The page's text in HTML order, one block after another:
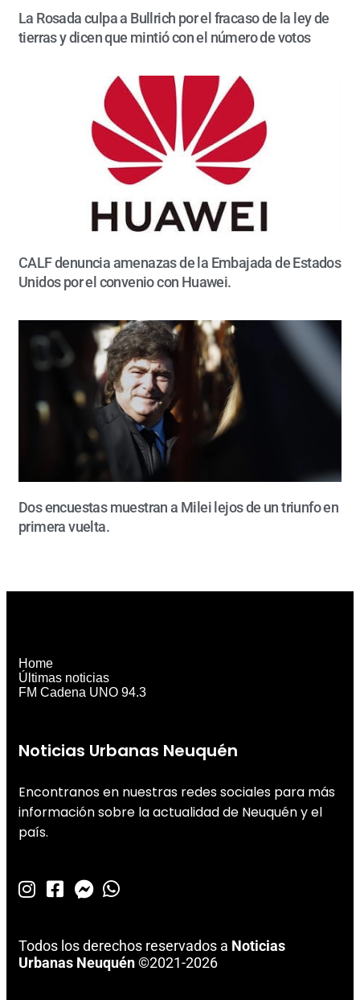
La Rosada culpa a Bullrich por el fracaso de la ley de
tierras y dicen que mintió con el número de votos
CALF denuncia amenazas de la Embajada de Estados
Unidos por el convenio con Huawei.
Dos encuestas muestran a Milei lejos de un triunfo en
primera vuelta.
Noticias Urbanas Neuquén
Encontranos en nuestras redes sociales para más
información sobre la actualidad de Neuquén y el
país.
Todos los derechos reservados a Noticias
Urbanas Neuquén©2021-2026
Home
Últimas noticias
FM Cadena UNO 94.3